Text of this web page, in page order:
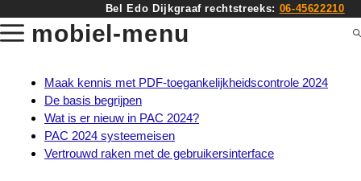
naar
de
Bel Edo Dijkgraaf rechtstreeks: 06-45622210
mobiel-menu
Maak kennis met PDF-toegankelijkheidscontrole 2024
De basis begrijpen
Wat is er nieuw in PAC 2024?
PAC 2024 systeemeisen
Vertrouwd raken met de gebruikersinterface